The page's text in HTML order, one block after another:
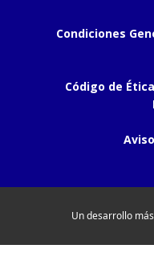
Condiciones
Código de
Un desarrollo